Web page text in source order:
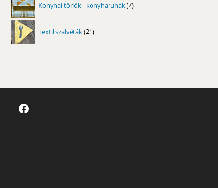
Konyhai tőrlők - konyharuhák 7
termék
Textil szalvéták 21
termék
Facebook